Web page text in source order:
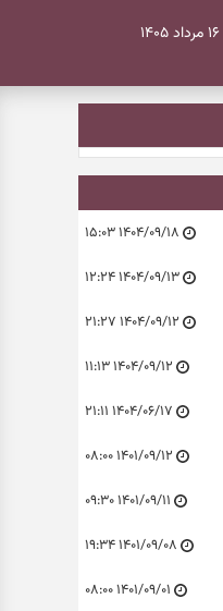
۱۴۰۴/۰۹/۱۸ ۱۵:۰۳
۱۴۰۴/۰۹/۱۳ ۱۲:۲۴
۱۴۰۴/۰۹/۱۲ ۲۱:۲۷
۱۴۰۴/۰۹/۱۲ ۱۱:۱۳
۱۴۰۴/۰۶/۱۷ ۲۱:۱۱
۱۴۰۱/۰۹/۱۲ ۰۸:۰۰
۱۴۰۱/۰۹/۱۱ ۰۹:۳۰
۱۴۰۱/۰۹/۰۸ ۱۹:۳۴
۱۴۰۱/۰۹/۰۱ ۰۸:۰۰